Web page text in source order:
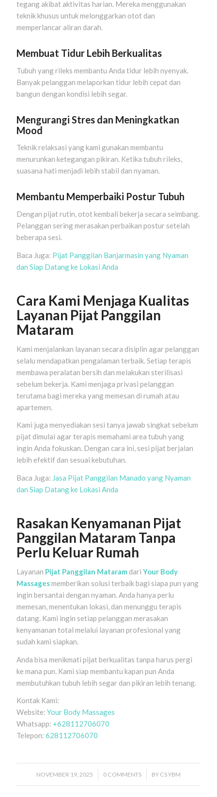
tegang akibat aktivitas harian. Mereka menggunakan
teknik khusus untuk melonggarkan otot dan
memperlancar aliran darah.
Membuat Tidur Lebih Berkualitas
Tubuh yang rileks membantu Anda tidur lebih nyenyak.
Banyak pelanggan melaporkan tidur lebih cepat dan
bangun dengan kondisi lebih segar.
Mengurangi Stres dan Meningkatkan
Mood
Teknik relaksasi yang kami gunakan membantu
menurunkan ketegangan pikiran. Ketika tubuh rileks,
suasana hati menjadi lebih stabil dan nyaman.
Membantu Memperbaiki Postur Tubuh
Dengan pijat rutin, otot kembali bekerja secara seimbang.
Pelanggan sering merasakan perbaikan postur setelah
beberapa sesi.
Baca Juga: Pijat Panggilan Banjarmasin yang Nyaman
dan Siap Datang ke Lokasi Anda
Cara Kami Menjaga Kualitas
Layanan Pijat Panggilan
Mataram
Kami menjalankan layanan secara disiplin agar pelanggan
selalu mendapatkan pengalaman terbaik. Setiap terapis
membawa peralatan bersih dan melakukan sterilisasi
sebelum bekerja. Kami menjaga privasi pelanggan
terutama bagi mereka yang memesan di rumah atau
apartemen.
Kami juga menyediakan sesi tanya jawab singkat sebelum
pijat dimulai agar terapis memahami area tubuh yang
ingin Anda fokuskan. Dengan cara ini, sesi pijat berjalan
lebih efektif dan sesuai kebutuhan.
Baca Juga: Jasa Pijat Panggilan Manado yang Nyaman
dan Siap Datang ke Lokasi Anda
Rasakan Kenyamanan Pijat
Panggilan Mataram Tanpa
Perlu Keluar Rumah
Layanan Pijat Panggilan Mataram dari Your Body
Massagesmemberikan solusi terbaik bagi siapa pun yang
ingin bersantai dengan nyaman. Anda hanya perlu
memesan, menentukan lokasi, dan menunggu terapis
datang. Kami ingin setiap pelanggan merasakan
kenyamanan total melalui layanan profesional yang
sudah kami siapkan.
Anda bisa menikmati pijat berkualitas tanpa harus pergi
ke mana pun. Kami siap membantu kapan pun Anda
membutuhkan tubuh lebih segar dan pikiran lebih tenang.
Kontak Kami:
Website: Your Body Massages
Whatsapp: +628112706070
Telepon: 628112706070
NOVEMBER 19, 2025
/ 0 COMMENTS
/ BY CS YBM